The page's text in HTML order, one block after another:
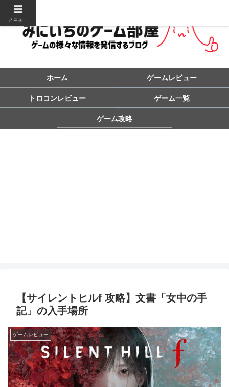
ホーム ゲームレビュー
トロコンレビュー ゲーム一覧
ゲーム攻略
【サイレントヒルf 攻略】文書「女中の手
記」の入手場所
ゲームレビュー
メニュー